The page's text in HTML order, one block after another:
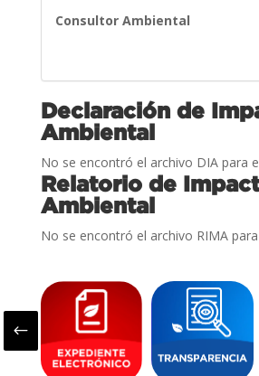
Consultor Ambiental
Declaración de
Ambiental
No se encontró el archivo DIA para
Relatorio de
Ambiental
No se encontró el archivo RIMA
#